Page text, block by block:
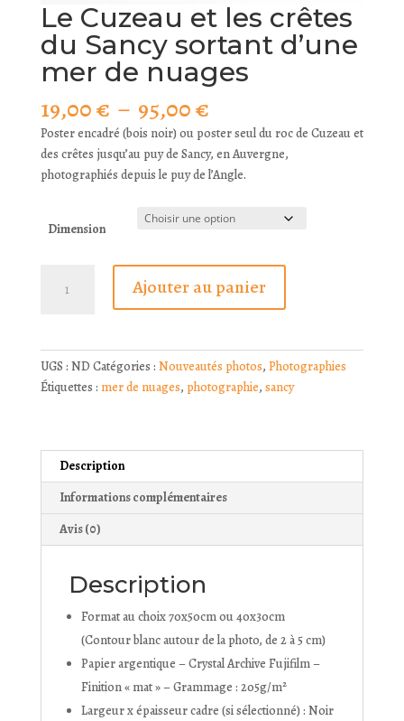
Le Cuzeau et les crêtes
du Sancy sortant d’une
mer de nuages
19,00€ – 95,00€Plage
de
prix :
19,00 €
95,00 €
Poster encadré (bois noir) ou poster seul du roc de Cuzeau et
des crêtes jusqu’au puy de Sancy, en Auvergne,
photographiés depuis le puy de l’Angle.
Dimension
et
les
crêtes
sortant
d'une
mer
nuages
Ajouter au panier
e
UGS : ND Catégories : Nouveautés photos, Photographies
Étiquettes : mer de nuages, photographie, sancy
Description
Informations complémentaires
Avis (0)
Description
Format au choix 70x50cm ou 40x30cm
(Contour blanc autour de la photo, de 2 à 5 cm)
Papier argentique – Crystal Archive Fujifilm –
Finition « mat » – Grammage : 205g/m²
Largeur x épaisseur cadre (si sélectionné) : Noir